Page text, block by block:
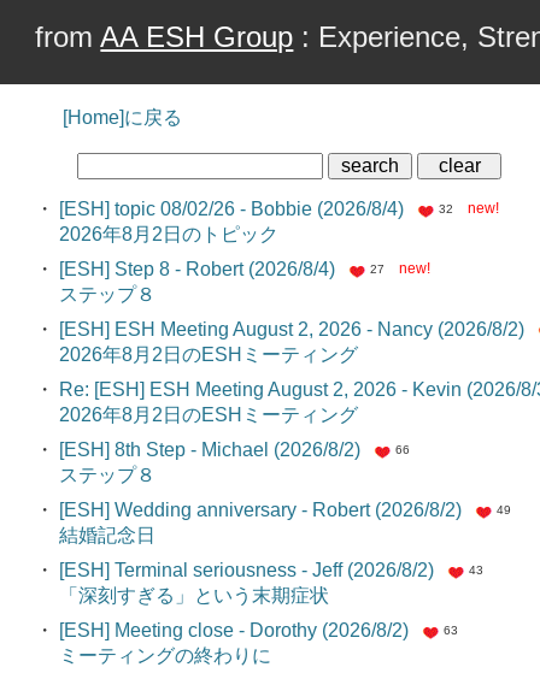
fromAA ESH Group : Experience,
[Home]に戻る
・
[ESH] topic 08/02/26 - Bobbie (2026/8/4)
2026年8月2日のトピック
32 new!
・
[ESH] Step 8 - Robert (2026/8/4)
ステップ８
27 new!
・
[ESH] ESH Meeting August 2, 2026 - Nancy (2026/8/2)
2026年8月2日のESHミーティング
・
Re: [ESH] ESH Meeting August 2, 2026 - Kevin (2026/
2026年8月2日のESHミーティング
・
[ESH] 8th Step - Michael (2026/8/2)
ステップ８
66
・
[ESH] Wedding anniversary - Robert (2026/8/2)
結婚記念日
49
・
[ESH] Terminal seriousness - Jeff (2026/8/2)
「深刻すぎる」という末期症状
43
・
[ESH] Meeting close - Dorothy (2026/8/2)
ミーティングの終わりに
63